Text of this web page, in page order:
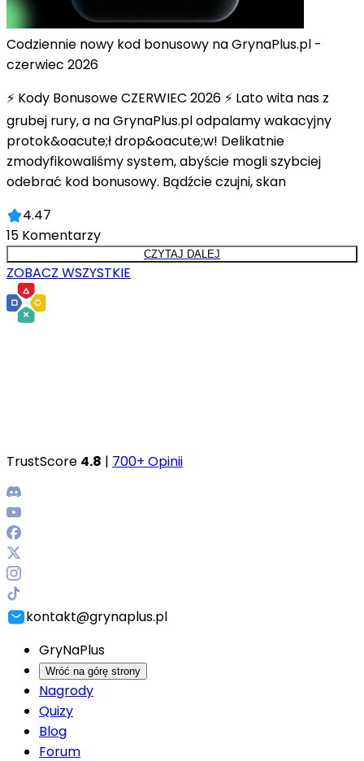
Codziennie nowy kod bonusowy na GrynaPlus.pl -
czerwiec 2026
⚡ Kody Bonusowe CZERWIEC 2026 ⚡ Lato wita nas z
grubej rury, a na GrynaPlus.pl odpalamy wakacyjny
protok&oacute;ł drop&oacute;w! Delikatnie
zmodyfikowaliśmy system, abyście mogli szybciej
odebrać kod bonusowy. Bądźcie czujni, skan
4.47
15 Komentarzy
CZYTAJ DALEJ
ZOBACZ WSZYSTKIE
TrustScore 4.8 | 700+ Opinii
kontakt@grynaplus.pl
GryNaPlus
Wróć na górę strony
Nagrody
Quizy
Blog
Forum